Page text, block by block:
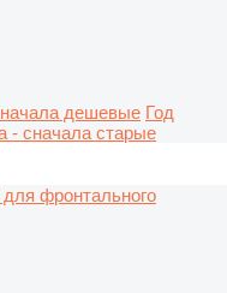
дешевые Год
- сначала старые